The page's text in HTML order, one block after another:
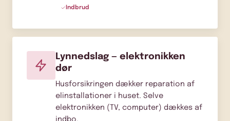
Indbrud
Lynnedslag — elektronikken
dør
Husforsikringen dækker reparation af
elinstallationer i huset. Selve
elektronikken (TV, computer) dækkes af
indbo.